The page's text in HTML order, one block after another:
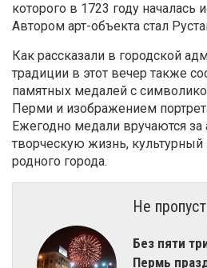
которого в 1723 году началась
Автором арт-объекта стал
Как рассказали в городской
традиции в этот вечер также
памятных медалей с
Перми и изображением
Ежегодно медали вручаются
творческую жизнь, культурный
родного города.
Не
Без пяти
Пермь